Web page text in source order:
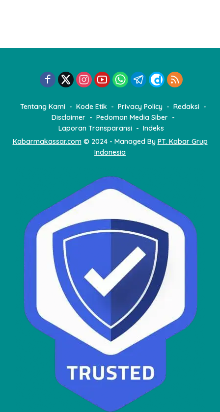
Tentang Kami Kode Etik Privacy Policy
Redaksi
Disclaimer
Pedoman Media Siber
Laporan Transparansi
Indeks
Kabarmakassar.com© 2024 - Managed By PT. Kabar Grup
Indonesia